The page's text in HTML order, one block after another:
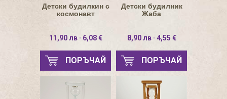
Детски будилкин с
космонавт
11,90 лв · 6,08 €
ПОРЪЧАЙ
Детски будилник
Жаба
8,90 лв · 4,55 €
ПОРЪЧАЙ